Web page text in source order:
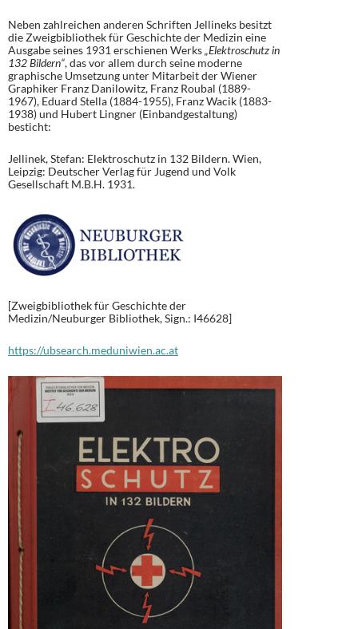
Neben zahlreichen anderen Schriften Jellineks besitzt
die Zweigbibliothek für Geschichte der Medizin eine
Ausgabe seines 1931 erschienen Werks„Elektroschutz in
132 Bildern“, das vor allem durch seine moderne
graphische Umsetzung unter Mitarbeit der Wiener
Graphiker Franz Danilowitz, Franz Roubal (1889-
1967), Eduard Stella (1884-1955), Franz Wacik (1883-
1938) und Hubert Lingner (Einbandgestaltung)
besticht:
Jellinek, Stefan: Elektroschutz in 132 Bildern. Wien,
Leipzig: Deutscher Verlag für Jugend und Volk
Gesellschaft M.B.H. 1931.
[Zweigbibliothek für Geschichte der
Medizin/Neuburger Bibliothek, Sign.: I46628]
https://ubsearch.meduniwien.ac.at